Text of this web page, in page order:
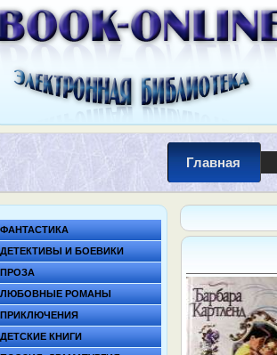
Главная
ФАНТАСТИКА
ДЕТЕКТИВЫ И БОЕВИКИ
ПРОЗА
ЛЮБОВНЫЕ РОМАНЫ
ПРИКЛЮЧЕНИЯ
ДЕТСКИЕ КНИГИ